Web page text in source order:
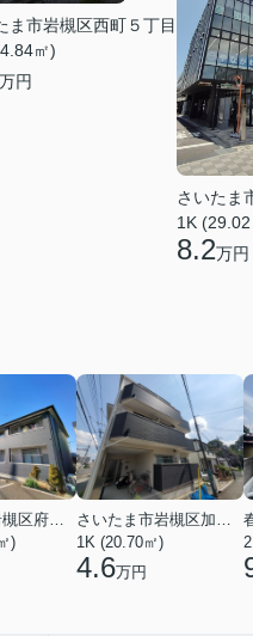
ま市岩槻区西町５丁目
㎡)
万円
さいたま
1K
8.2万円
)
1K (20.70㎡)
4.6万円